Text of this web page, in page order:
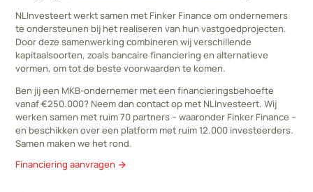
NLInvesteert werkt samen met Finker Finance om ondernemers
te ondersteunen bij het realiseren van hun vastgoedprojecten.
Door deze samenwerking combineren wij verschillende
kapitaalsoorten, zoals bancaire financiering en alternatieve
vormen, om tot de beste voorwaarden te komen.
Ben jij een MKB-ondernemer met een financieringsbehoefte
vanaf €250.000? Neem dan contact op met NLInvesteert. Wij
werken samen met ruim 70 partners – waaronder Finker Finance –
en beschikken over een platform met ruim 12.000 investeerders.
Samen maken we het rond.
Financiering aanvragen arrow_forward